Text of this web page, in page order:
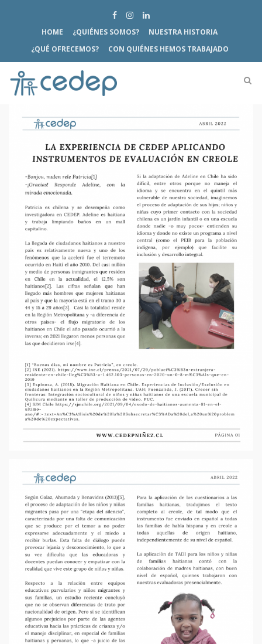
HOME ¿QUIÉNES SOMOS?
NUESTRA HISTORIA
¿QUÉ OFRECEMOS?
CON QUIÉNES HEMOS TRABAJADO